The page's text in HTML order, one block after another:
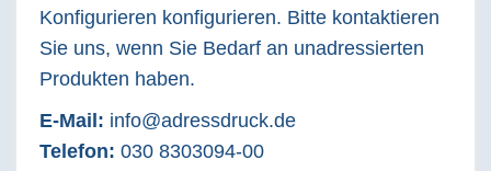
Konfigurieren konfigurieren. Bitte kontaktieren
Sie uns, wenn Sie Bedarf an unadressierten
Produkten haben.
E-Mail: info@adressdruck.de
Telefon: 030 8303094-00